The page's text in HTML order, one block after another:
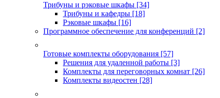
Трибуны и рэковые шкафы [34]
Трибуны и кафедры [18]
Рэковые шкафы [16]
Программное обеспечение для конференций [2]
Готовые комплекты оборудования [57]
Решения для удаленной работы [3]
Комплекты для переговорных комнат [26]
Комплекты видеостен [28]